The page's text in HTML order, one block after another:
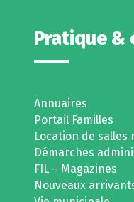
Pratique &
Annuaires
Portail Familles
Location de salles
Démarches
FIL – Magazines
Nouveaux